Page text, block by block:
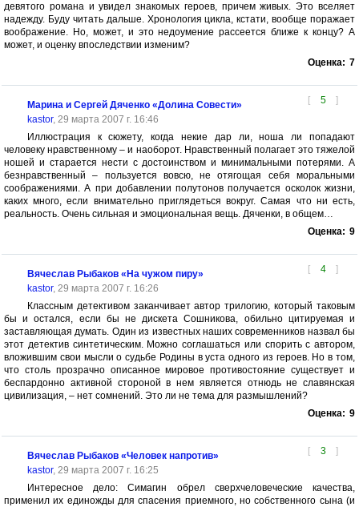
девятого романа и увидел знакомых героев, причем живых. Это вселяет
надежду. Буду читать дальше. Хронология цикла, кстати, вообще поражает
воображение. Но, может, и это недоумение рассеется ближе к концу? А
может, и оценку впоследствии изменим?
Оценка: 7
[ 5 ]
Марина и Сергей Дяченко «Долина Совести»
kastor, 29 марта 2007 г. 16:46
Иллюстрация к сюжету, когда некие дар ли, ноша ли попадают
человеку нравственному – и наоборот. Нравственный полагает это тяжелой
ношей и старается нести с достоинством и минимальными потерями. А
безнравственный – пользуется вовсю, не отягощая себя моральными
соображениями. А при добавлении полутонов получается осколок жизни,
каких много, если внимательно приглядеться вокруг. Самая что ни есть,
реальность. Очень сильная и эмоциональная вещь. Дяченки, в общем…
Оценка: 9
[ 4 ]
Вячеслав Рыбаков «На чужом пиру»
kastor, 29 марта 2007 г. 16:26
Классным детективом заканчивает автор трилогию, который таковым
бы и остался, если бы не дискета Сошникова, обильно цитируемая и
заставляющая думать. Один из известных наших современников назвал бы
этот детектив синтетическим. Можно соглашаться или спорить с автором,
вложившим свои мысли о судьбе Родины в уста одного из героев. Но в том,
что столь прозрачно описанное мировое противостояние существует и
беспардонно активной стороной в нем является отнюдь не славянская
цивилизация, – нет сомнений. Это ли не тема для размышлений?
Оценка: 9
[ 3 ]
Вячеслав Рыбаков «Человек напротив»
kastor, 29 марта 2007 г. 16:25
Интересное дело: Симагин обрел сверхчеловеческие качества,
применил их единожды для спасения приемного, но собственного сына (и